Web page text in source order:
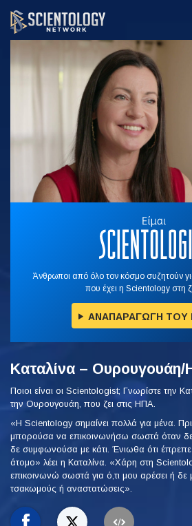
Άνθρωποι από όλο τον κόσμο συζητούν
που έχει η Scientology στη
ΑΝΑΠΑΡΑΓΩΓΗ ΤΟΥ
Καταλίνα –
Ποιοι είναι οι Scientologist; Γνωρίστε την
την Ουρουγουάη, που ζει στις ΗΠΑ.
«Η Scientology σημαίνει πολλά για μένα.
μπορούσα να επικοινωνήσω σωστά όταν δε
δε συμφωνούσα με κάτι. Ένιωθα ότι
άτομο» λέει η Καταλίνα. «Χάρη στη
επικοινωνώ σωστά για ό,τι μου αρέσει ή δε
τσακωμούς ή αναστατώσεις».